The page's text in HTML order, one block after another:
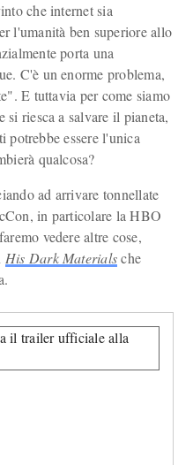
che internet sia
l'umanità ben superiore allo
porta una
C'è un enorme problema,
E tuttavia per come siamo
si riesca a salvare il pianeta,
potrebbe essere l'unica
qualcosa?
ad arrivare tonnellate
in particolare la HBO
vedere altre cose,
His Dark Materialsche